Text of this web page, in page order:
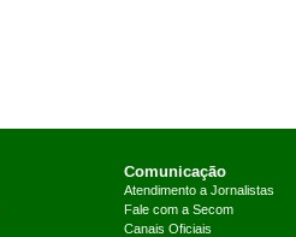
Comunicação
Atendimento a Jornalistas
Fale com a Secom
Canais Oficiais